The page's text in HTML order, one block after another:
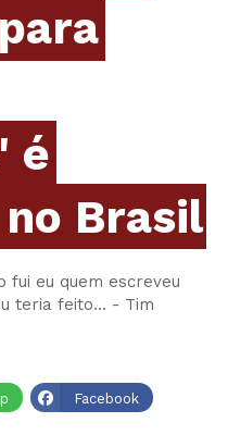
é
Brasil
fui eu quem escreveu
teria feito... - Tim
Facebook